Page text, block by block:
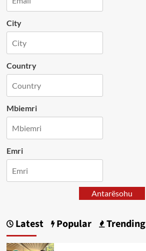
City
Country
Mbiemri
Emri
Antarësohu
Latest Popular Trending